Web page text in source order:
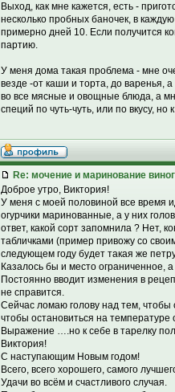
Выход, как мне кажется, есть -
несколько пробных баночек, в
примерно дней 10. Если получится
партию.
У меня дома такая проблема - мне
везде -от каши и торта, до варенья,
во все мясные и овощные блюда, а
специй по чуть-чуть, или по вкусу, но
Re: мочение и маринование
Доброе утро, Виктория!
У меня с моей половиной все время
огурчики маринованные, а у них
ответ, какой сорт запомнила ? Нет,
табличками (пример привожу со
следующем году будет такая же
Казалось бы и место ограниченное,
Постоянно вводит изменения в
не справится.
Сейчас ломаю голову над тем,
чтобы остановиться на
Выражение ….но к себе в тарелку
Виктория!
С наступающим Новым годом!
Всего, всего хорошего, самого
Удачи во всём и счастливого случая.